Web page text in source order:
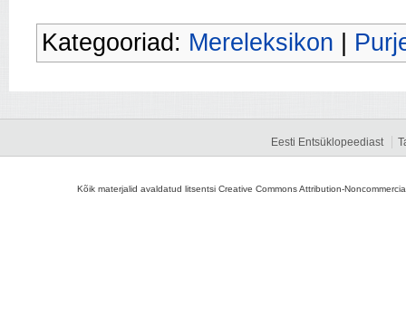
Kategooriad: Mereleksikon
Eesti Entsüklopeediast
Kõik materjalid avaldatud litsentsi Creative Commons Attribution-